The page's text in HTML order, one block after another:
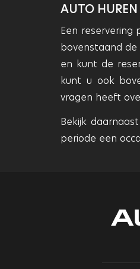
AUTO
Een reservering
bovenstaand
en kunt de
kunt u ook
vragen heeft
Bekijk
periode een